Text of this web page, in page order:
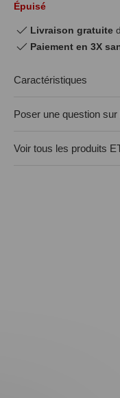
Épuisé
Livraison gratuite
Paiement en 3X
Caractéristiques
Poser une question sur
Voir tous les produits